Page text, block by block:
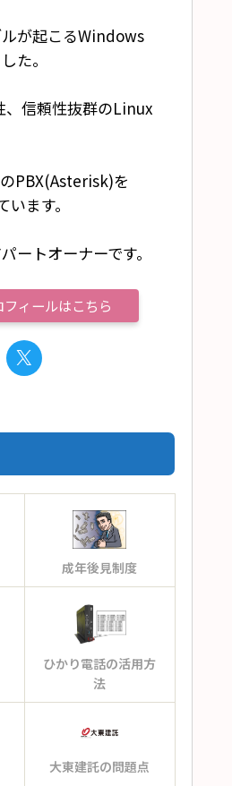
が起こるWindows
た。
、信頼性抜群のLinux
PBX(Asterisk)を
ます。
ートオーナーです。
ィールはこちら
成年後見制度
ひかり電話の活用方
法
大東建託の問題点